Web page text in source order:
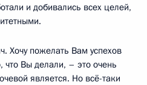
и добивались всех целей,
Хочу пожелать Вам успехов
что Вы делали, – это очень
является. Но всё-таки